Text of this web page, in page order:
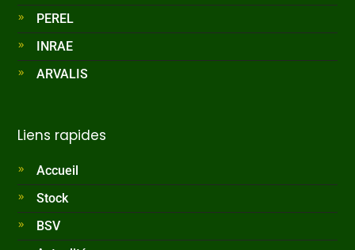
PEREL
INRAE
ARVALIS
Liens rapides
Accueil
Stock
BSV